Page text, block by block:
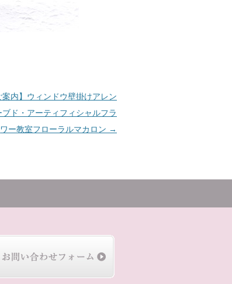
案内】ウィンドウ壁掛けアレン
ド・アーティフィシャルフラ
ワー教室フローラルマカロン →